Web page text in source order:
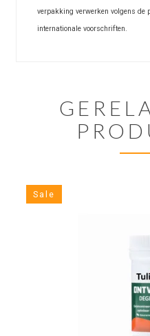
verpakking verwerken volgens
internationale voorschriften.
Sale